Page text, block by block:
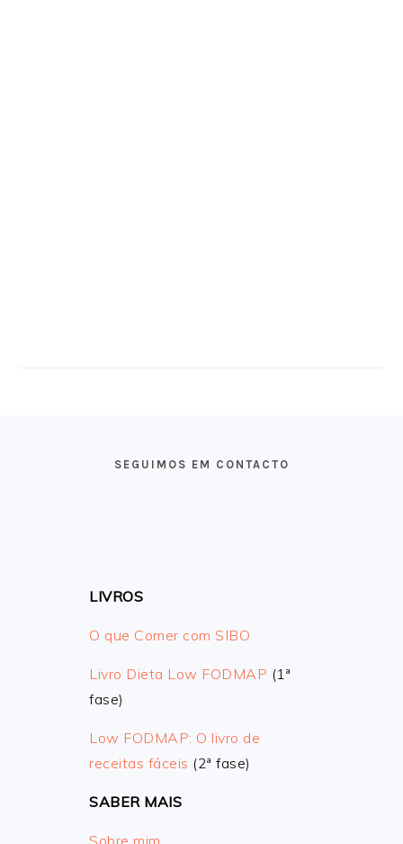
SEGUIMOS EM CONTACTO
LIVROS
O que Comer com SIBO
Livro Dieta Low FODMAP (1ª
fase)
Low FODMAP: O livro de
receitas fáceis (2ª fase)
SABER MAIS